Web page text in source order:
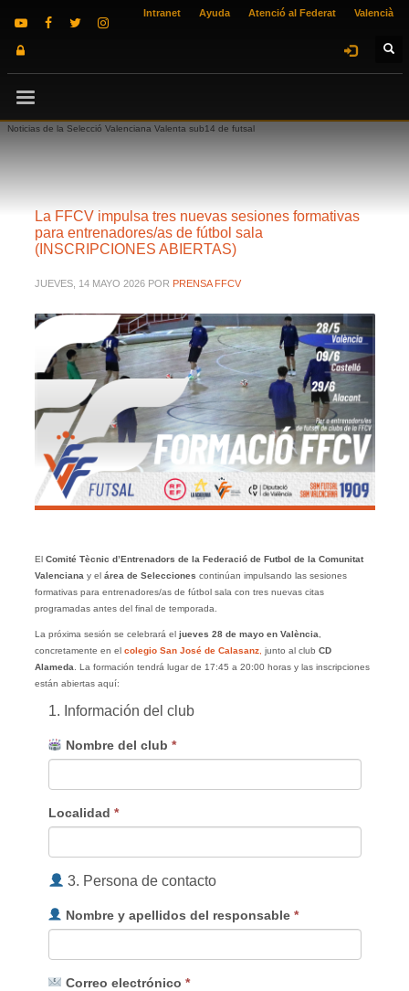
Intranet Ayuda Atenció al Federat Valencià
Noticias de la Selecció Valenciana Valenta sub14 de futsal
La FFCV impulsa tres nuevas sesiones formativas
para entrenadores/as de fútbol sala
(INSCRIPCIONES ABIERTAS)
JUEVES, 14 MAYO 2026 POR PRENSA FFCV
El Comité Tècnic d’Entrenadors de la Federació de Futbol de la Comunitat
Valenciana y el área de Selecciones continúan impulsando las sesiones
formativas para entrenadores/as de fútbol sala con tres nuevas citas
programadas antes del final de temporada.
La próxima sesión se celebrará el jueves 28 de mayo en València
concretamente en el colegio San José de Calasanz, junto al club CD
Alameda . La formación tendrá lugar de 17:45 a 20:00 horas y las inscripciones
están abiertas aquí:
1. Información del club
Nombre del club*
Localidad *
3. Persona de contacto
Nombre y apellidos del responsable*
Correo electrónico*